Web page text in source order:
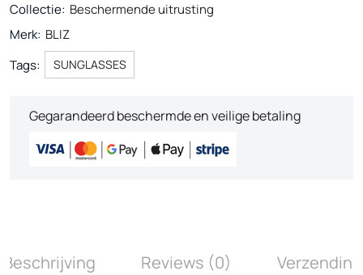
Collectie: Beschermende uitrusting
Merk: BLIZ
Tags:
SUNGLASSES
Gegarandeerd beschermde en veilige betaling
Beschrijving Reviews (0) Verzending